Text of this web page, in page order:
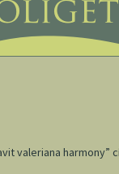
valeriana harmony”